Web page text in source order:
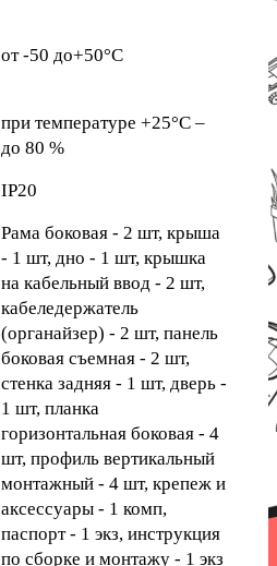
от -50 до+50°C
при температуре +25°C –
до 80 %
IP20
Рама боковая - 2 шт, крыша
- 1 шт, дно - 1 шт, крышка
на кабельный ввод - 2 шт,
кабеледержатель
(органайзер) - 2 шт, панель
боковая съемная - 2 шт,
стенка задняя - 1 шт, дверь -
1 шт, планка
горизонтальная боковая - 4
шт, профиль вертикальный
монтажный - 4 шт, крепеж и
аксессуары - 1 комп,
паспорт - 1 экз, инструкция
по сборке и монтажу - 1 экз